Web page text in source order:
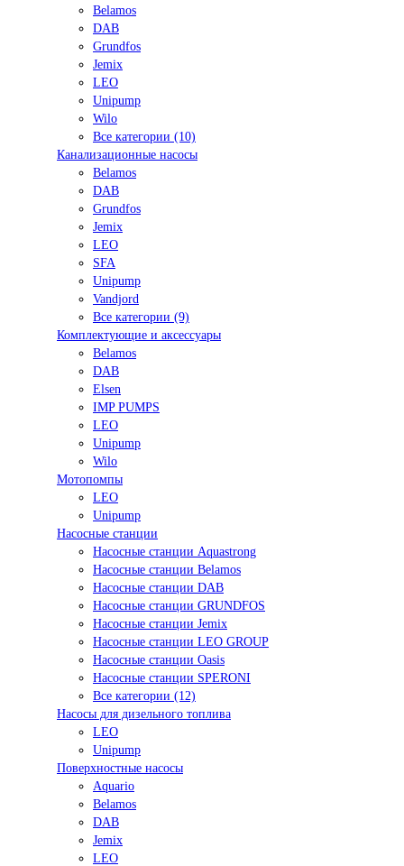
Belamos
DAB
Grundfos
Jemix
LEO
Unipump
Wilo
Все категории (10)
Канализационные насосы
Belamos
DAB
Grundfos
Jemix
LEO
SFA
Unipump
Vandjord
Все категории (9)
Комплектующие и аксессуары
Belamos
DAB
Elsen
IMP PUMPS
LEO
Unipump
Wilo
Мотопомпы
LEO
Unipump
Насосные станции
Насосные станции Aquastrong
Насосные станции Belamos
Насосные станции DAB
Насосные станции GRUNDFOS
Насосные станции Jemix
Насосные станции LEO GROUP
Насосные станции Oasis
Насосные станции SPERONI
Все категории (12)
Насосы для дизельного топлива
LEO
Unipump
Поверхностные насосы
Aquario
Belamos
DAB
Jemix
LEO